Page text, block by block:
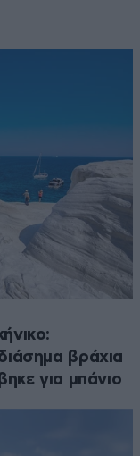
βράχια
για μπάνιο